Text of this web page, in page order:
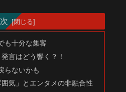
も十分な集客
言はどう響く？！
らないかも
気」とエンタメの非融合性